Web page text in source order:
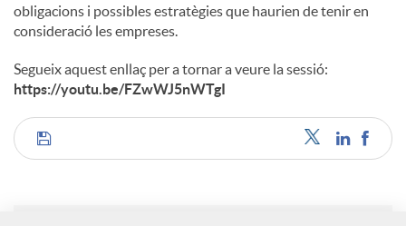
obligacions i possibles estratègies que haurien de tenir en
consideració les empreses.
Segueix aquest enllaç per a tornar a veure la sessió:
https://youtu.be/FZwWJ5nWTgI
C